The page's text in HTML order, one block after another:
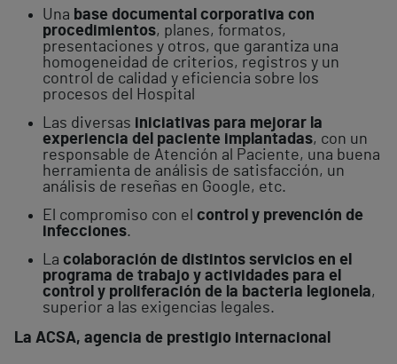
Una base documental corporativa con
procedimientos, planes, formatos,
presentaciones y otros, que garantiza una
homogeneidad de criterios, registros y un
control de calidad y eficiencia sobre los
procesos del Hospital
Las diversas
iniciativas para mejorar la
experiencia del paciente implantadas, con un
responsable de Atención al Paciente, una buena
herramienta de análisis de satisfacción, un
análisis de reseñas en Google, etc.
El compromiso con el control y prevención de
infecciones.
La colaboración de distintos servicios en el
programa de trabajo y actividades para el
control y proliferación de la bacteria legionela,
superior a las exigencias legales.
La ACSA, agencia de prestigio internacional